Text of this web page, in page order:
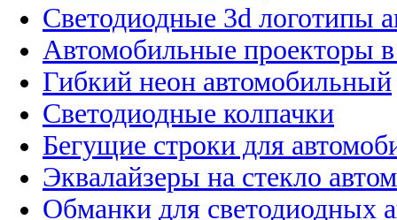
Светодиодные 3d логотипы
Автомобильные проекторы
Гибкий неон автомобильный
Светодиодные колпачки
Бегущие строки для
Эквалайзеры на стекло
Обманки для светодиодных